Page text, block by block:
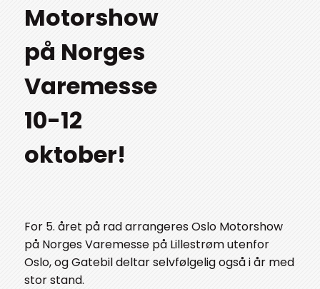
Motorshow
på Norges
Varemesse
10-12
oktober!
For 5. året på rad arrangeres Oslo Motorshow
på Norges Varemesse på Lillestrøm utenfor
Oslo, og Gatebil deltar selvfølgelig også i år med
stor stand.